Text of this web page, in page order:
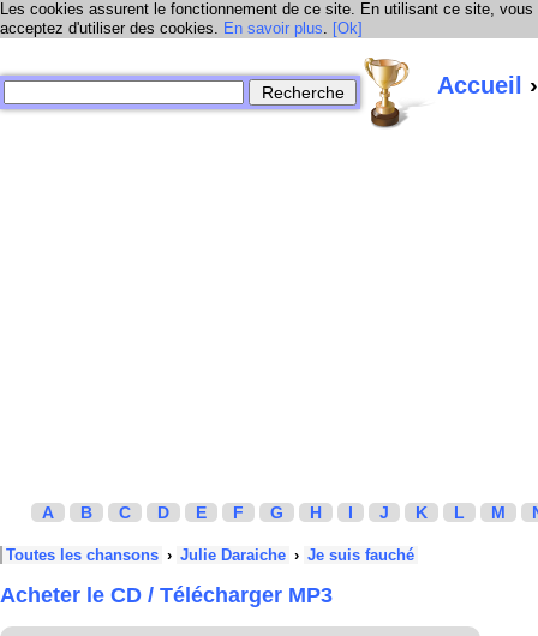
Les cookies assurent le fonctionnement de ce site. En utilisant ce site, vous
acceptez d'utiliser des cookies. En savoir plus. [Ok]
Accueil
A B C D E F G H I J K L M
Toutes les chansons › Julie Daraiche › Je suis fauché
Acheter le CD / Télécharger MP3